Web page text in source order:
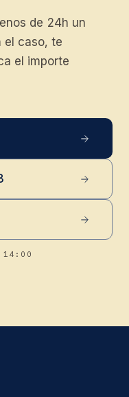
de 24h un
el caso, te
el importe